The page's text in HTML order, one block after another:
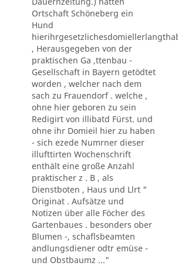
Ortschaft Schöneberg ein
Hund
, Herausgegeben von der
praktischen Ga ,ttenbau -
Gesellschaft in Bayern getödtet
worden , welcher nach dem
sach zu Frauendorf . welche ,
ohne hier geboren zu sein
Redigirt von illibatd Fürst. und
ohne ihr Domieil hier zu haben
- sich ezede Numrner dieser
illufttirten Wochenschrift
enthält eine große Anzahl
praktischer z . B , als
Dienstboten , Haus und Llrt "
Originat . Aufsätze und
Notizen über alle Föcher des
Gartenbaues . besonders ober
Blumen -, schaflsbeamten
andlungsdiener odtr emüse -
und Obstbaumz ..."